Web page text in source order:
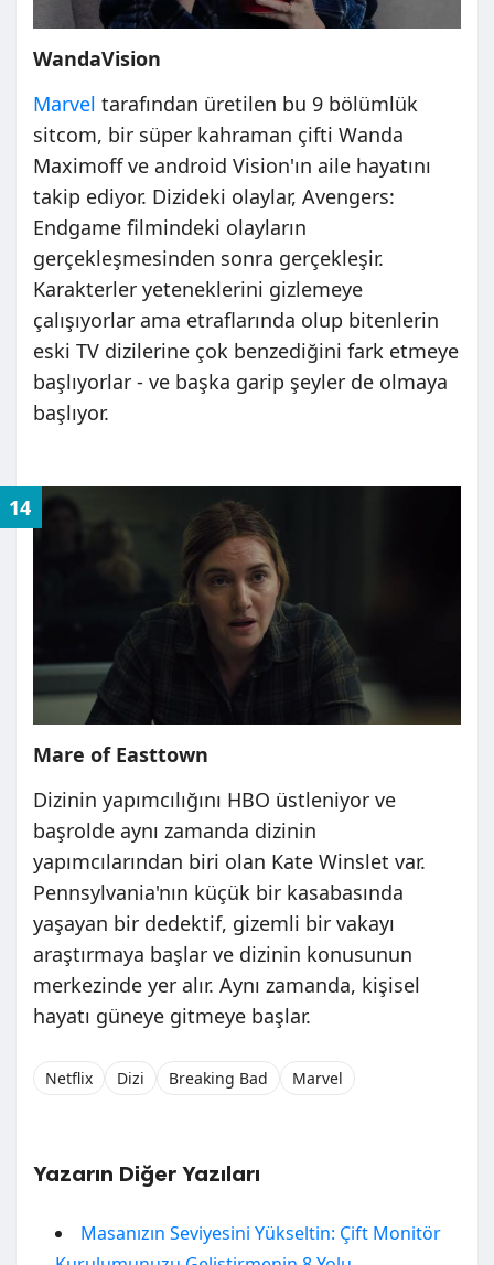
WandaVision
Marvel tarafından üretilen bu 9 bölümlük
sitcom, bir süper kahraman çifti Wanda
Maximoff ve android Vision'ın aile hayatını
takip ediyor. Dizideki olaylar, Avengers:
Endgame filmindeki olayların
gerçekleşmesinden sonra gerçekleşir.
Karakterler yeteneklerini gizlemeye
çalışıyorlar ama etraflarında olup bitenlerin
eski TV dizilerine çok benzediğini fark etmeye
başlıyorlar - ve başka garip şeyler de olmaya
başlıyor.
14
Mare of Easttown
Dizinin yapımcılığını HBO üstleniyor ve
başrolde aynı zamanda dizinin
yapımcılarından biri olan Kate Winslet var.
Pennsylvania'nın küçük bir kasabasında
yaşayan bir dedektif, gizemli bir vakayı
araştırmaya başlar ve dizinin konusunun
merkezinde yer alır. Aynı zamanda, kişisel
hayatı güneye gitmeye başlar.
Netflix Dizi Breaking Bad Marvel
Yazarın Diğer Yazıları
Masanızın Seviyesini Yükseltin: Çift Monitör